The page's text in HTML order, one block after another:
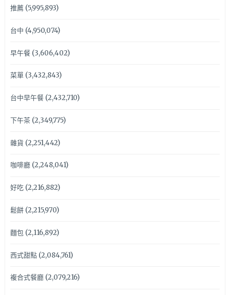
推薦(5,995,893)
台中 (4,950,074)
早午餐(3,606,402)
菜單(3,432,843)
台中早午餐(2,432,710)
下午茶(2,349,775)
雜貨 (2,251,442)
咖啡廳(2,248,041)
好吃(2,216,882)
鬆餅(2,215,970)
麵包(2,116,892)
西式甜點(2,084,761)
複合式餐廳(2,079,216)